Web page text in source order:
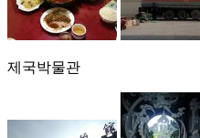
제국박물관